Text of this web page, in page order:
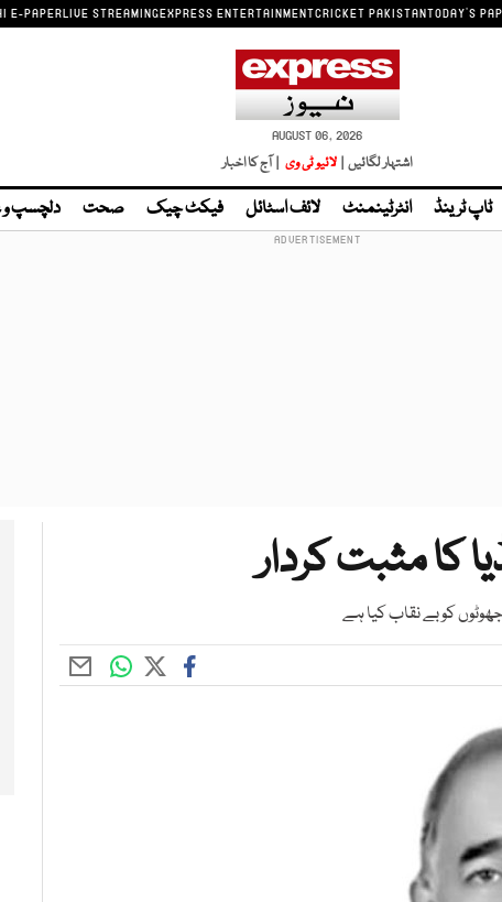
E-PAPERLIVE STREAMINGEXPRESS ENTERTAINMENTCRICKET PAKISTANTODAY'S
AUGUST 06, 2026
اشتہار لگائیں | لائیو ٹی وی | آج کا اخبار
ٹاپ ٹرینڈ انٹرٹینمنٹ لائف اسٹائل فیکٹ چیک صحت دلچسپ
کا مثبت کردار
کو بے نقاب کیا ہے